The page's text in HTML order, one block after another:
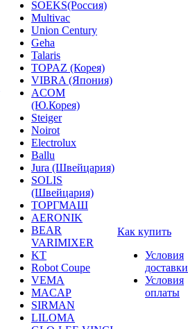
SOEKS(Россия)
Multivac
Union Century
Geha
Talaris
TOPAZ (Корея)
VIBRA (Япония)
ACOM
(Ю.Корея)
Steiger
Noirot
Electrolux
Ballu
Jura (Швейцария)
SOLIS
(Швейцария)
ТОРГМАШ
AERONIK
BEAR
VARIMIXER
KT
Robot Coupe
VEMA
MACAP
SIRMAN
LILOMA
Как купить
Условия
доставки
Условия
оплаты